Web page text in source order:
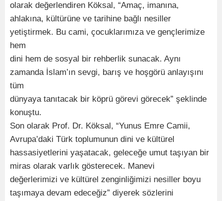
olarak değerlendiren Köksal, “Amaç, imanına,
ahlakına, kültürüne ve tarihine bağlı nesiller
yetiştirmek. Bu cami, çocuklarımıza ve gençlerimize
hem
dini hem de sosyal bir rehberlik sunacak. Aynı
zamanda İslam’ın sevgi, barış ve hoşgörü anlayışını
tüm
dünyaya tanıtacak bir köprü görevi görecek” şeklinde
konuştu.
Son olarak Prof. Dr. Köksal, “Yunus Emre Camii,
Avrupa’daki Türk toplumunun dini ve kültürel
hassasiyetlerini yaşatacak, geleceğe umut taşıyan bir
miras olarak varlık gösterecek. Manevi
değerlerimizi ve kültürel zenginliğimizi nesiller boyu
taşımaya devam edeceğiz” diyerek sözlerini